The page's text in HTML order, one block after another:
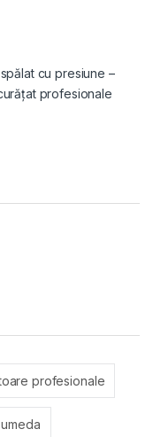
cu presiune –
profesionale
profesionale